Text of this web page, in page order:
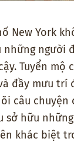
New York
những người
Tuyển mộ
đầy mưu trí
câu chuyện
sở hữu
khác biệt